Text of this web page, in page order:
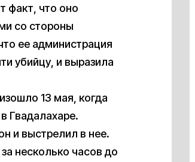
факт, что оно
со стороны
ее администрация
убийцу, и выразила
13 мая, когда
Гвадалахаре.
и выстрелил в нее.
несколько часов до